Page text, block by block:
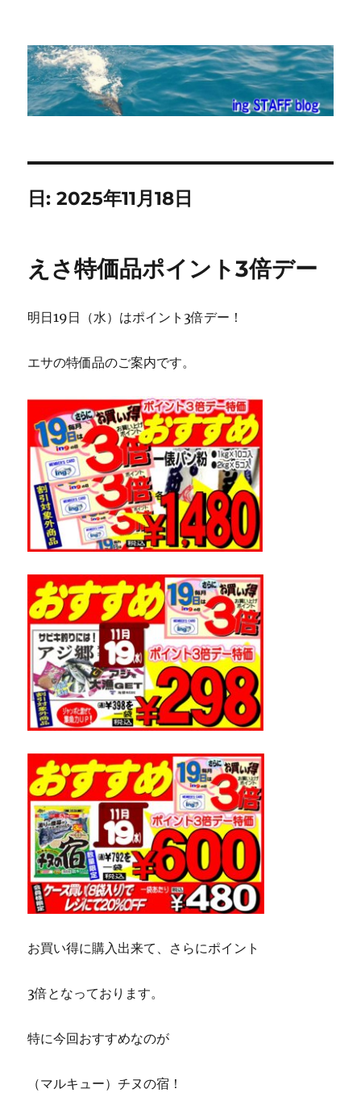
ing STAFF blog
日:2025年11月18日
えさ特価品ポイント3倍デー
明日19日（水）はポイント3倍デー！
エサの特価品のご案内です。
お買い得に購入出来て、さらにポイント
3倍となっております。
特に今回おすすめなのが
（マルキュー）チヌの宿！